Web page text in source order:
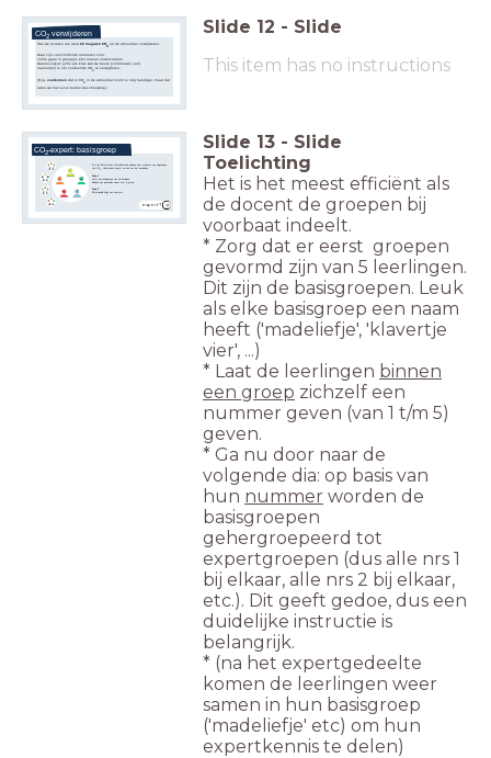
CO2verwijderen
Stel we moeten als land20 megaton CO
2
uit de atmosfeer verwijderen.
Daar zijn verschillende manieren voor.
Jullie gaan in groepjes één manier onderzoeken.
Daarna kijken jullie als klas wat de beste (combinatie van)
manier(en) is om voldoende CO
2
te verwijderen.
(O ja,voorkomen dát er CO
2
in de atmosfeer komt is nóg handiger, maar dat
laten we hier even buiten beschouwing.)
Slide 12 - Slide
This item has no instructions
CO2-expert: basisgroep
Er is de laatste jaren veel onderzoek gedaan naar manieren van wegvangen
van CO
.Jullie worden expert op één van die technieken.
Stap 1
Vorm een basisgroep van vijf leerlingen.
Bedenk een passende naam voor je groep!
Stap 2
Elk groepslid krijgt een nummer.
1
2
3
4
5
expert?
Slide 13 - Slide
Toelichting
Het is het meest efficiënt als
de docent de groepen bij
voorbaat indeelt.
* Zorg dat er eerst groepen
gevormd zijn van 5 leerlingen.
Dit zijn de basisgroepen. Leuk
als elke basisgroep een naam
heeft ('madeliefje', 'klavertje
vier', ...)
* Laat de leerlingen binnen
een groep zichzelf een
nummer geven (van 1 t/m 5)
geven.
* Ga nu door naar de
volgende dia: op basis van
hun nummer worden de
basisgroepen
gehergroepeerd tot
expertgroepen (dus alle nrs 1
bij elkaar, alle nrs 2 bij elkaar,
etc.). Dit geeft gedoe, dus een
duidelijke instructie is
belangrijk.
* (na het expertgedeelte
komen de leerlingen weer
samen in hun basisgroep
('madeliefje' etc) om hun
expertkennis te delen)